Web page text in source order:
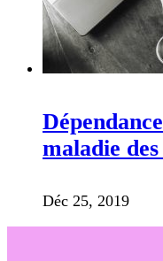
maladie
Déc 25, 2019